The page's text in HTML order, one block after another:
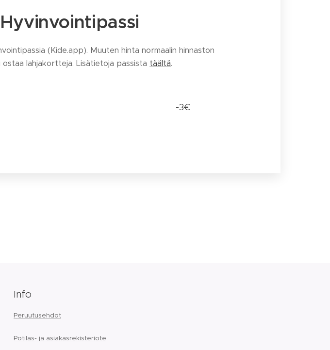
(Kide.app). Muuten hinta normaalin hinnaston
ostaa lahjakortteja. Lisätietoja passista täältä.
-3€
Info
Peruutusehdot
Potilas- ja asiakasrekisteriote